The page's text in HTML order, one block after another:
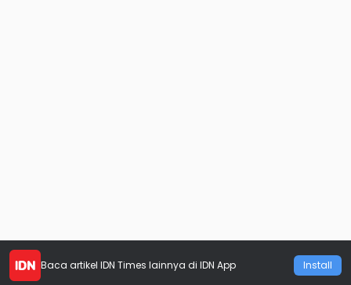
Baca artikel IDN Times lainnya di IDN App Install